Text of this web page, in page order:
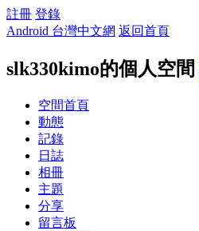
註冊 登錄
Android 台灣中文網 返回首頁
slk330kimo的個人空間
空間首頁
動態
記錄
日誌
相冊
主題
分享
留言板